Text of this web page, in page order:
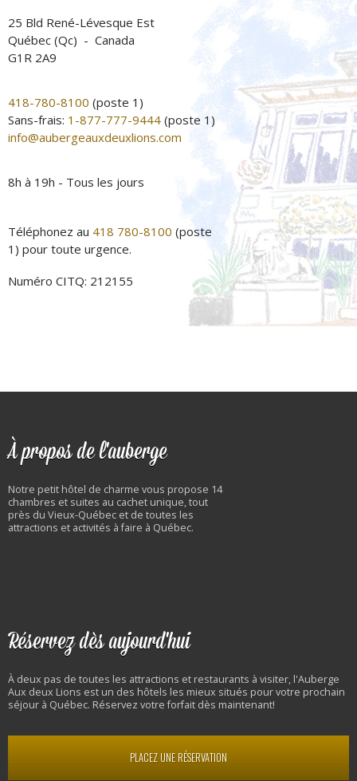
25 Bld René-Lévesque Est
Québec (Qc) - Canada
G1R 2A9
418-780-8100 (poste 1)
Sans-frais: 1-877-777-9444 (poste 1)
info@aubergeauxdeuxlions.com
8h à 19h - Tous les jours
Téléphonez au 418 780-8100 (poste
1) pour toute urgence.
Numéro CITQ: 212155
À propos de l'auberge
Notre petit hôtel de charme vous propose 14
chambres et suites au cachet unique, tout
près du Vieux-Québec et de toutes les
attractions et activités à faire à Québec.
Réservez dès aujourd'hui
À deux pas de toutes les attractions et restaurants à visiter, l'Auberge
Aux deux Lions est un des hôtels les mieux situés pour votre prochain
séjour à Québec. Réservez votre forfait dès maintenant!
PLACEZ UNE RÉSERVATION